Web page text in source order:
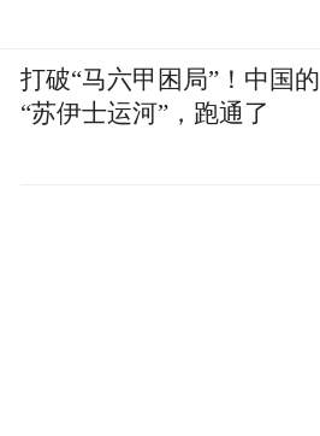
打破“马六甲困局”！中国的
“苏伊士运河”，跑通了